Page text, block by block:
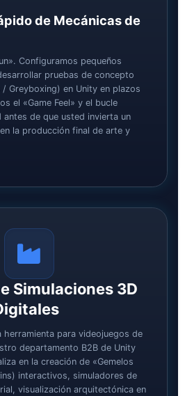
de Mecánicas de
Configuramos pequeños
pruebas de concepto
Greyboxing) en Unity en plazos
el «Game Feel» y el bucle
antes de que usted invierta un
la producción final de arte y
Simulaciones 3D
herramienta para videojuegos de
departamento B2B de Unity
en la creación de «Gemelos
interactivos, simuladores de
visualización arquitectónica en